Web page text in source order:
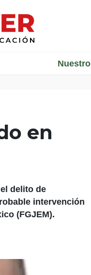
Nuestro
en
delito de
intervención
(FGJEM).